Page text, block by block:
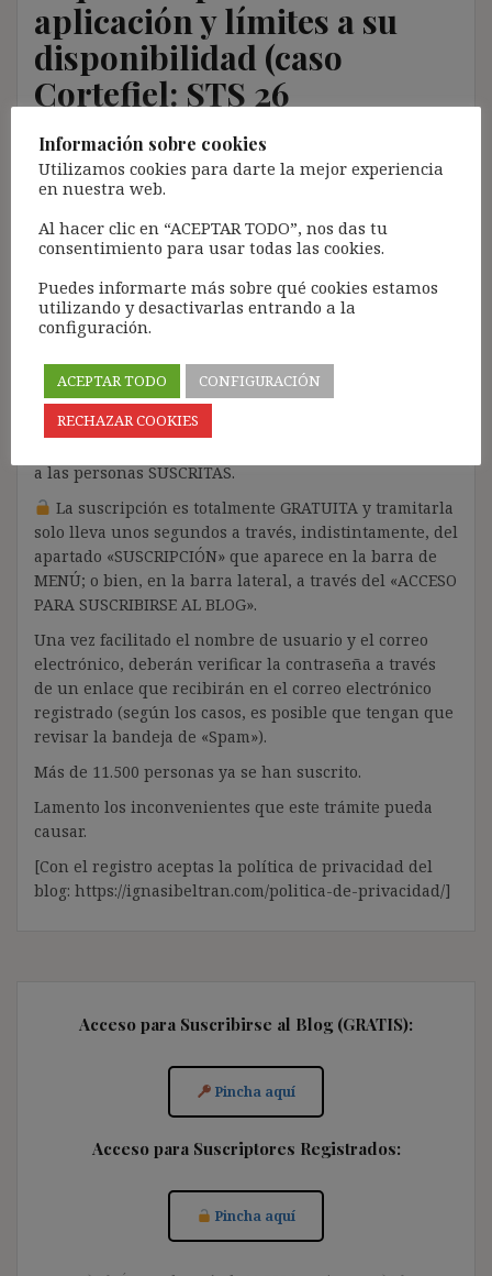
aplicación y límites a su
disponibilidad (caso
Cortefiel: STS 26
noviembre 2014, rec.
1982/2013)
Nota:
El propósito de este blog es compartir contenido de
forma totalmente GRATUITA.
Inteligencia Artificial Generativa (IAG) con ánimo de
lucro y que se apropian del contenido de terceros sin
ningún respeto por los derechos de autor, me ha
a las personas SUSCRITAS.
La suscripción es totalmente GRATUITA y tramitarla
solo lleva unos segundos a través, indistintamente, del
apartado «SUSCRIPCIÓN» que aparece en la barra de
MENÚ; o bien, en la barra lateral, a través del «ACCESO
PARA SUSCRIBIRSE AL BLOG».
Una vez facilitado el nombre de usuario y el correo
electrónico, deberán verificar la contraseña a través
de un enlace que recibirán en el correo electrónico
registrado (según los casos, es posible que tengan que
revisar la bandeja de «Spam»).
Más de 11.500 personas ya se han suscrito.
Lamento los inconvenientes que este trámite pueda
causar.
[Con el registro aceptas la política de privacidad del
blog: https://ignasibeltran.com/politica-de-privacidad/]
Acceso para Suscribirse al Blog (GRATIS):
Pincha aquí
Acceso para Suscriptores Registrados:
Pincha aquí
Información sobre cookies
Utilizamos cookies para darte la mejor experiencia
en nuestra web.
Al hacer clic en “ACEPTAR TODO”, nos das tu
consentimiento para usar todas las cookies.
Puedes informarte más sobre qué cookies estamos
utilizando y desactivarlas entrando a la
configuración.
ACEPTAR TODO
CONFIGURACIÓN
RECHAZAR COOKIES